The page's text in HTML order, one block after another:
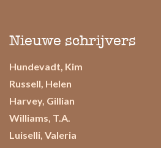
Nieuwe schrijvers
Hundevadt, Kim
Russell, Helen
Harvey, Gillian
Williams, T.A.
Luiselli, Valeria